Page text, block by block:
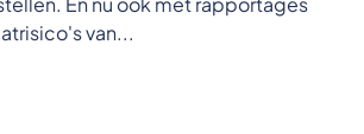
van...